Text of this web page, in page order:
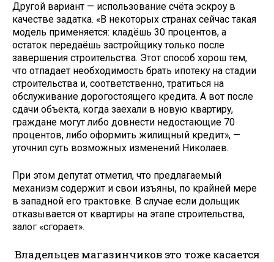
Другой вариант — использование счёта эскроу в
качестве задатка. «В некоторых странах сейчас такая
модель применяется: кладёшь 30 процентов, а
остаток передаёшь застройщику только после
завершения строительства. Этот способ хорош тем,
что отпадает необходимость брать ипотеку на стадии
строительства и, соответственно, тратиться на
обслуживание дорогостоящего кредита. А вот после
сдачи объекта, когда заехали в новую квартиру,
граждане могут либо довнести недостающие 70
процентов, либо оформить жилищный кредит», —
уточнил суть возможных изменений Николаев.
При этом депутат отметил, что предлагаемый
механизм содержит и свои изъяны, по крайней мере
в западной его трактовке. В случае если дольщик
отказывается от квартиры на этапе строительства,
залог «сгорает».
Владельцев магазинчиков это тоже касается